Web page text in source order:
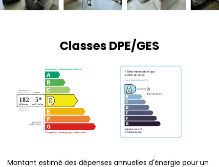
Classes DPE/GES
Montant estimé des dépenses annuelles d'énergie pour un